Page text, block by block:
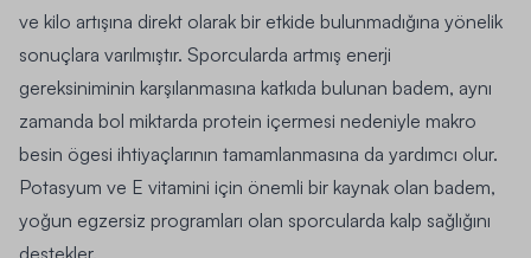
ve kilo artışına direkt olarak bir etkide bulunmadığına yönelik
sonuçlara varılmıştır. Sporcularda artmış enerji
gereksiniminin karşılanmasına katkıda bulunan badem, aynı
zamanda bol miktarda protein içermesi nedeniyle makro
besin ögesi ihtiyaçlarının tamamlanmasına da yardımcı olur.
Potasyum ve E vitamini için önemli bir kaynak olan badem,
yoğun egzersiz programları olan sporcularda kalp sağlığını
destekler.